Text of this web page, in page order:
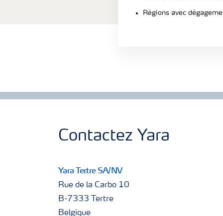
Régions avec
Contactez Yara
Yara Tertre SA/NV
Rue de la Carbo 10
B-7333 Tertre
Belgique